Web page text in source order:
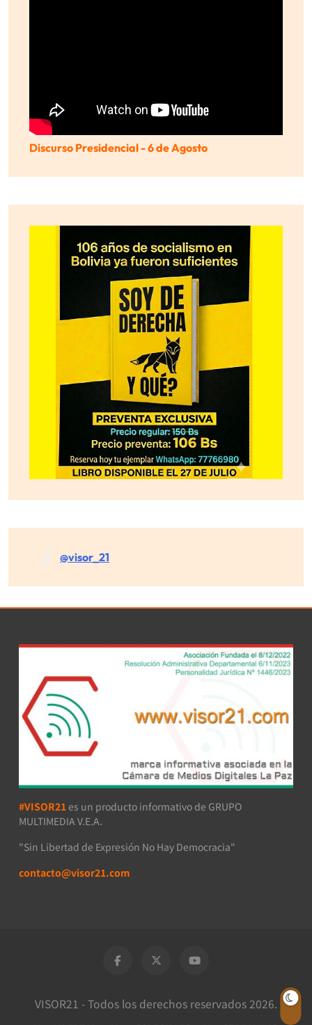
Discurso Presidencial - 6 de Agosto
@visor_21
#VISOR21 es un producto informativo de GRUPO
MULTIMEDIA V.E.A.
"Sin Libertad de Expresión No Hay Democracia"
contacto@visor21.com
VISOR21 - Todos los derechos reservados 2026.